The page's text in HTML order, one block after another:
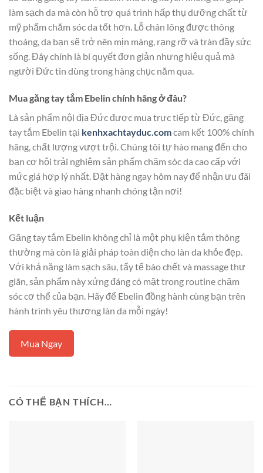
làm sạch da mà còn hỗ trợ quá trình hấp thụ dưỡng chất từ
mỹ phẩm chăm sóc da tốt hơn. Lỗ chân lông được thông
thoáng, da bạn sẽ trở nên mịn màng, rạng rỡ và tràn đầy sức
sống. Đây chính là bí quyết đơn giản nhưng hiệu quả mà
người Đức tin dùng trong hàng chục năm qua.
Mua găng tay tắm Ebelin chính hãng ở đâu?
Là sản phẩm nội địa Đức được mua trực tiếp từ Đức, găng
tay tắm Ebelin tại kenhxachtayduc.comcam kết 100% chính
hãng, chất lượng vượt trội. Chúng tôi tự hào mang đến cho
bạn cơ hội trải nghiệm sản phẩm chăm sóc da cao cấp với
mức giá hợp lý nhất. Đặt hàng ngay hôm nay để nhận ưu đãi
đặc biệt và giao hàng nhanh chóng tận nơi!
Kết luận
Găng tay tắm Ebelin không chỉ là một phụ kiện tắm thông
thường mà còn là giải pháp toàn diện cho làn da khỏe đẹp.
Với khả năng làm sạch sâu, tẩy tế bào chết và massage thư
giãn, sản phẩm này xứng đáng có mặt trong routine chăm
sóc cơ thể của bạn. Hãy để Ebelin đồng hành cùng bạn trên
hành trình yêu thương làn da mỗi ngày!
Mua Ngay
CÓ THỂ BẠN THÍCH…